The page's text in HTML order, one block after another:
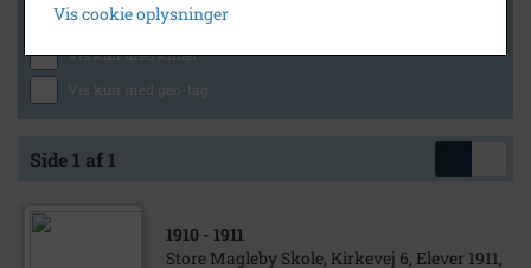
Vis kun med lydklip
Vis kun med kilder
Vis kun med geo-tag
Side 1 af 1
1910 - 1911
Store Magleby Skole, Kirkevej 6, Elever 1911,
Vis cookie oplysninger